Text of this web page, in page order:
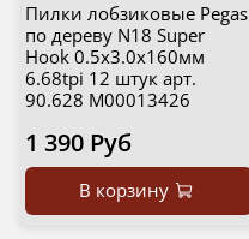
Пилки лобзиковые Pegas
по дереву N18 Super
Hook 0.5х3.0х160мм
6.68tpi 12 штук арт.
90.628 М00013426
1 390 Руб
В корзину